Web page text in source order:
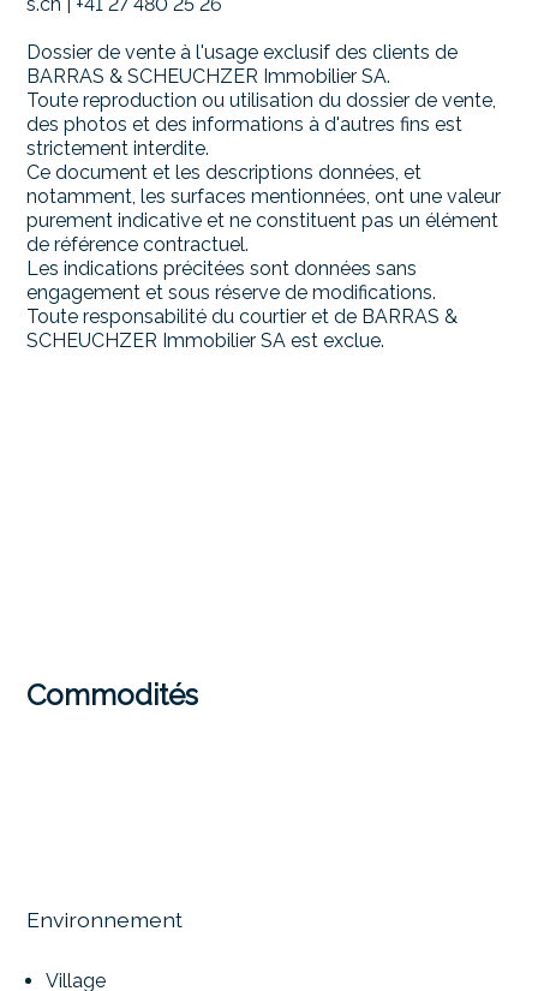
Dossier de vente à l'usage exclusif des clients de
BARRAS & SCHEUCHZER Immobilier SA.
Toute reproduction ou utilisation du dossier de vente,
des photos et des informations à d'autres fins est
strictement interdite.
Ce document et les descriptions données, et
notamment, les surfaces mentionnées, ont une valeur
purement indicative et ne constituent pas un élément
de référence contractuel.
Les indications précitées sont données sans
engagement et sous réserve de modifications.
Toute responsabilité du courtier et de BARRAS &
SCHEUCHZER Immobilier SA est exclue.
Commodités
Environnement
Village